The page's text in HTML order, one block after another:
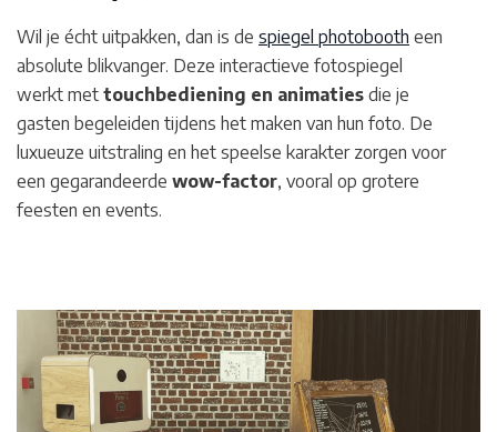
Wil je écht uitpakken, dan is de spiegel photobooth een
absolute blikvanger. Deze interactieve fotospiegel
werkt met touchbediening en animaties die je
gasten begeleiden tijdens het maken van hun foto. De
luxueuze uitstraling en het speelse karakter zorgen voor
een gegarandeerde wow-factor, vooral op grotere
feesten en events.